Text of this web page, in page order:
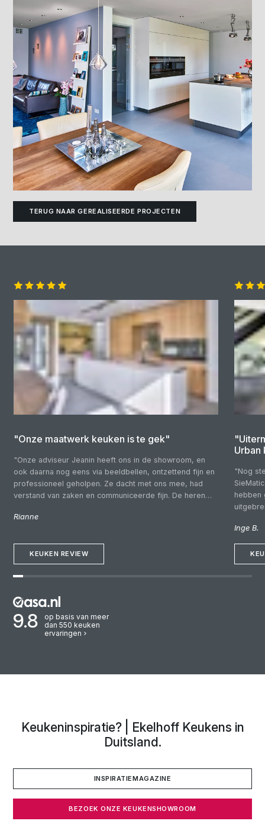
TERUG NAAR GEREALISEERDE PROJECTEN
"Onze maatwerk keuken is te gek"
"Onze adviseur Jeanin heeft ons in de showroom, en
ook daarna nog eens via beeldbellen, ontzettend fijn en
professioneel geholpen. Ze dacht met ons mee, had
verstand van zaken en communiceerde fijn. De heren
vriendelijk, kundig en netjes. Fijn dat we gewoon
fantastisch!"
Rianne
KEUKEN REVIEW
Urban
"Nog
hebben
goed
Inge B.
9.8
op basis van meer
dan 550 keuken
ervaringen
Keukeninspiratie? | Ekelhoff Keukens in
Duitsland.
INSPIRATIEMAGAZINE
BEZOEK ONZE KEUKENSHOWROOM